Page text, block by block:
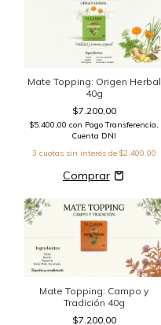
Mate Topping: Origen Herbal
40g
$7.200,00
$5.400,00 con Pago Transferencia,
Cuenta DNI
3 cuotas sin interés de $2.400,00
Mate Topping: Campo y
Tradición 40g
$7.200,00